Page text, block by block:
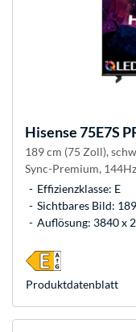
Hisense75E7S
189 cm (75 Zoll),
Sync-Premium,
Effizienzklasse: E
Sichtbares Bild:
Auflösung: 3840 x
Produkt­datenblatt